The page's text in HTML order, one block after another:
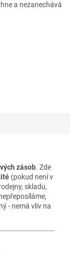
a nezanechává
zásob. Zde
(pokud není v
skladu,
- nemá vliv na